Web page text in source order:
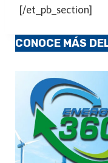
[/et_pb_section]
CONOCE MÁS